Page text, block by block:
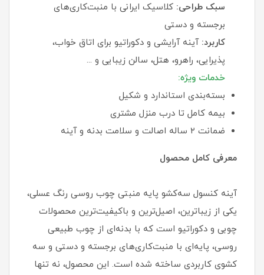
سبک طراحی: کلاسیک ایرانی با منبت‌کاری‌های
برجسته و دستی
کاربرد: آینه آرایشی و دکوراتیو برای اتاق خواب،
پذیرایی، راهرو، هتل، سالن زیبایی و ...
خدمات ویژه:
بسته‌بندی استاندارد و شکیل
بیمه کامل تا درب منزل مشتری
ضمانت ۲ ساله اصالت و سلامت بدنه و آینه
معرفی کامل محصول
آینه کنسول سه‌کشو پایه منبتی چوب روسی رنگ عسلی،
یکی از زیباترین، اصیل‌ترین و باکیفیت‌ترین محصولات
چوبی و دکوراتیو است که با بدنه‌ای از چوب طبیعی
روسی، پایه‌ای با منبت‌کاری‌های برجسته و دستی و سه
کشوی کاربردی ساخته شده است. این محصول، نه تنها